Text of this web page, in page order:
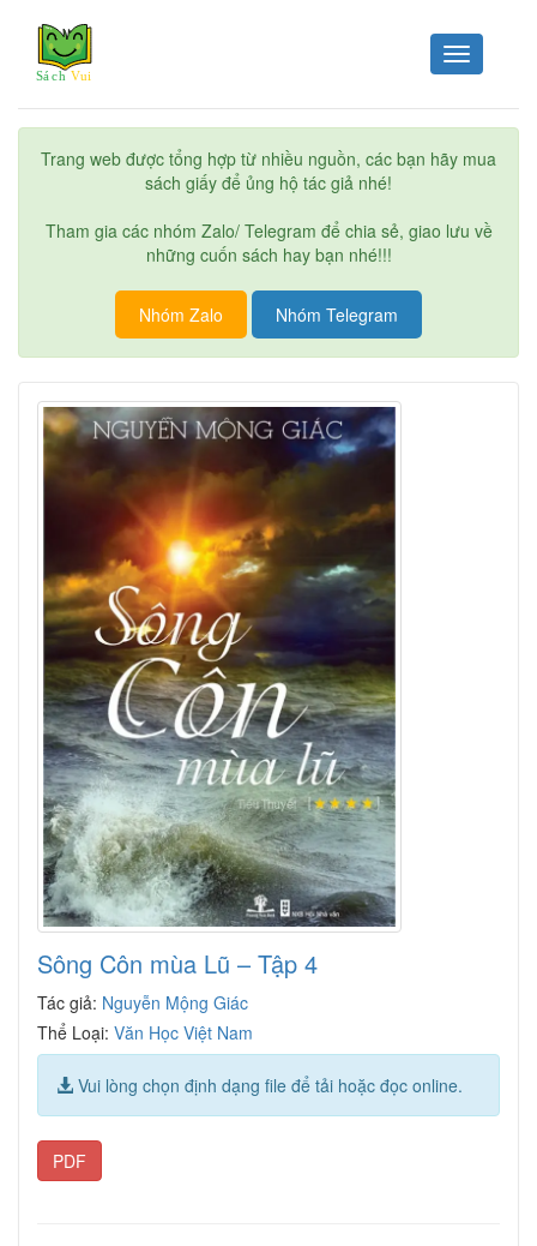
Toggle
navigation
Trang web được tổng hợp từ nhiều nguồn, các bạn hãy mua
sách giấy để ủng hộ tác giả nhé!
Tham gia các nhóm Zalo/ Telegram để chia sẻ, giao lưu về
những cuốn sách hay bạn nhé!!!
Nhóm Zalo Nhóm Telegram
Sông Côn mùa Lũ – Tập 4
Tác giả: Nguyễn Mộng Giác
Thể Loại: Văn Học Việt Nam
Vui lòng chọn định dạng file để tải hoặc đọc online.
PDF